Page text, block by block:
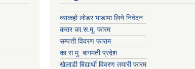
व्याकहो लोडर भाडामा लिने निवेदन
करार का.स.मू. फारम
सम्पत्ती विवरण फाराम
का.स.मु. बागमती प्रदेश
खेलाडी बिद्यार्थी विवरण तयारी फारम